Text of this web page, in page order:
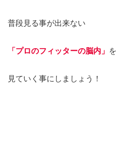
普段見る事が出来ない
「プロのフィッターの脳内」 を
見ていく事にしましょう！